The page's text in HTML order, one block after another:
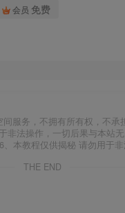
会员 免费
服务，不拥有所有权，不
法操作，一切后果与本站
本教程仅供揭秘 请勿用于
THE END